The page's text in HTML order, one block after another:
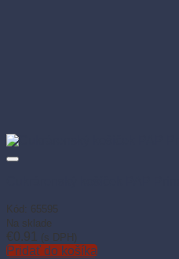
Kód: 65595
Na sklade
€0.91 (s DPH)
Pridať do košíka